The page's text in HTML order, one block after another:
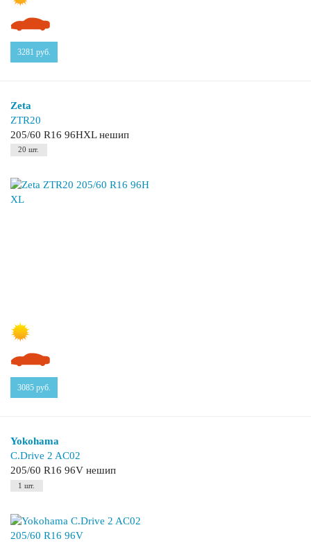
3281 руб.
Zeta
ZTR20
205/60 R16 96HXL нешип
20 шт.
3085 руб.
Yokohama
C.Drive 2 AC02
205/60 R16 96V нешип
1 шт.